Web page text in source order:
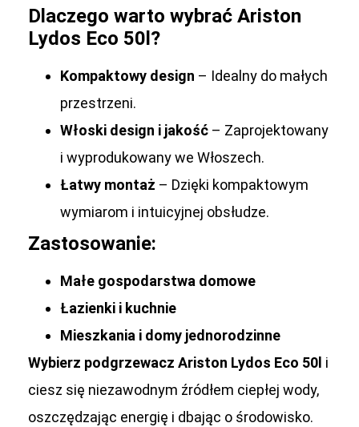
Dlaczego warto wybrać Ariston
Lydos Eco 50l?
Kompaktowy design – Idealny do małych
przestrzeni.
Włoski design i jakość – Zaprojektowany
i wyprodukowany we Włoszech.
Łatwy montaż – Dzięki kompaktowym
wymiarom i intuicyjnej obsłudze.
Zastosowanie:
Małe gospodarstwa domowe
Łazienki i kuchnie
Mieszkania i domy jednorodzinne
Wybierz podgrzewacz Ariston Lydos Eco 50l i
ciesz się niezawodnym źródłem ciepłej wody,
oszczędzając energię i dbając o środowisko.